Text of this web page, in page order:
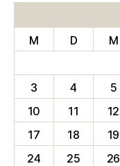
M
D M
3
4 5
10
11 12
17
18 19
24
25 26